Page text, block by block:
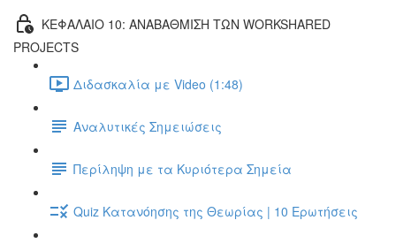
ΚΕΦΑΛΑΙΟ 10: ΑΝΑΒΑΘΜΙΣΗ ΤΩΝ WORKSHARED
PROJECTS
Διδασκαλία με Video (1:48)
Αναλυτικές Σημειώσεις
Περίληψη με τα Κυριότερα Σημεία
Quiz Κατανόησης της Θεωρίας | 10 Ερωτήσεις